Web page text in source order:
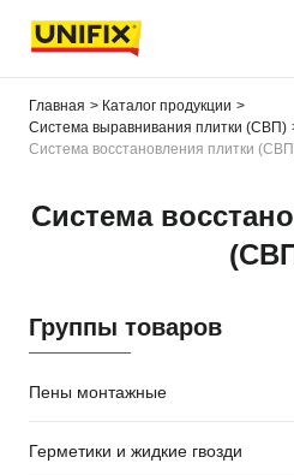
Главная
Каталог продукции
Система выравнивания плитки (СВП)
Система восстановления плитки
Система
Группы товаров
Пены монтажные
Герметики и жидкие гвозди